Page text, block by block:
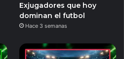
Exjugadores que hoy
dominan el futbol
Hace 3 semanas